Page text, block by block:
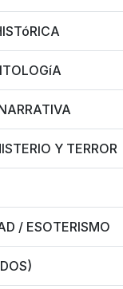
Y TERROR
/ ESOTERISMO